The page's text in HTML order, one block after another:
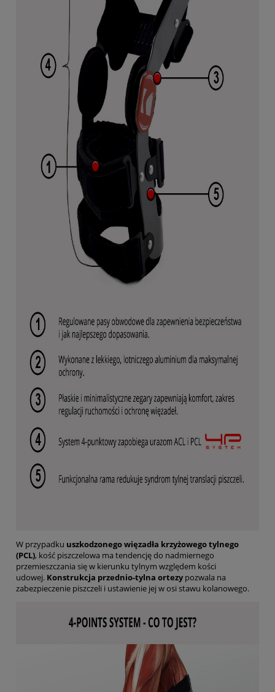
W przypadku uszkodzonego więzadła krzyżowego tylnego
(PCL), kość piszczelowa ma tendencję do nadmiernego
przemieszczania się w kierunku tylnym względem kości
udowej. Konstrukcja przednio-tylna ortezypozwala na
zabezpieczenie piszczeli i ustawienie jej w osi stawu kolanowego.